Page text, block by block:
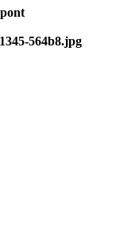
564b8.jpg